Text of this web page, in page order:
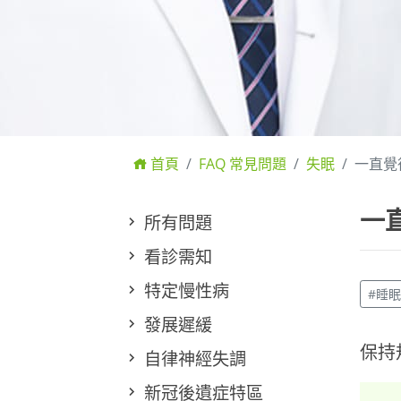
首頁 FAQ 常見問題 失眠 一直
所有問題
看診需知
特定慢性病
發展遲緩
自律神經失調
新冠後遺症特區
一
#睡
保持